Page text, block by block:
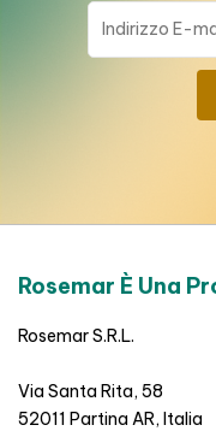
Rosemar È Una
Rosemar S.R.L.
Via Santa Rita, 58
52011 Partina AR, Italia